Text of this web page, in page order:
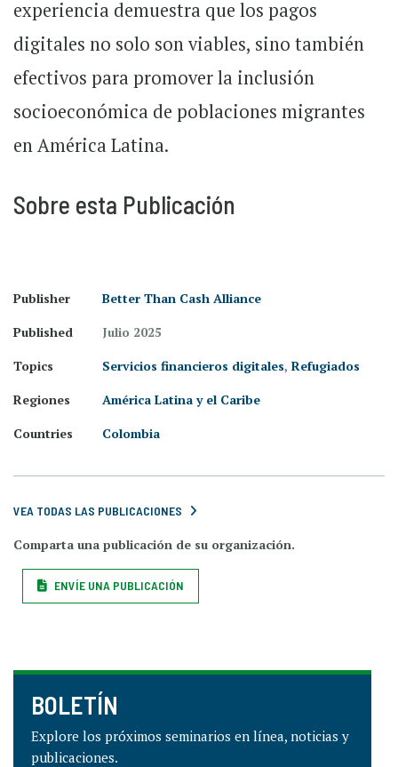
experiencia demuestra que los pagos
digitales no solo son viables, sino también
efectivos para promover la inclusión
socioeconómica de poblaciones migrantes
en América Latina.
Sobre esta Publicación
Publisher
Better Than Cash Alliance
Published
Julio 2025
Topics
Servicios financieros digitales, Refugiados
Regiones
América Latina y el Caribe
Countries
Colombia
VEA TODAS LAS PUBLICACIONES
Comparta una publicación de su organización.
ENVÍE UNA PUBLICACIÓN
BOLETÍN
Explore los próximos seminarios en línea, noticias y
publicaciones.